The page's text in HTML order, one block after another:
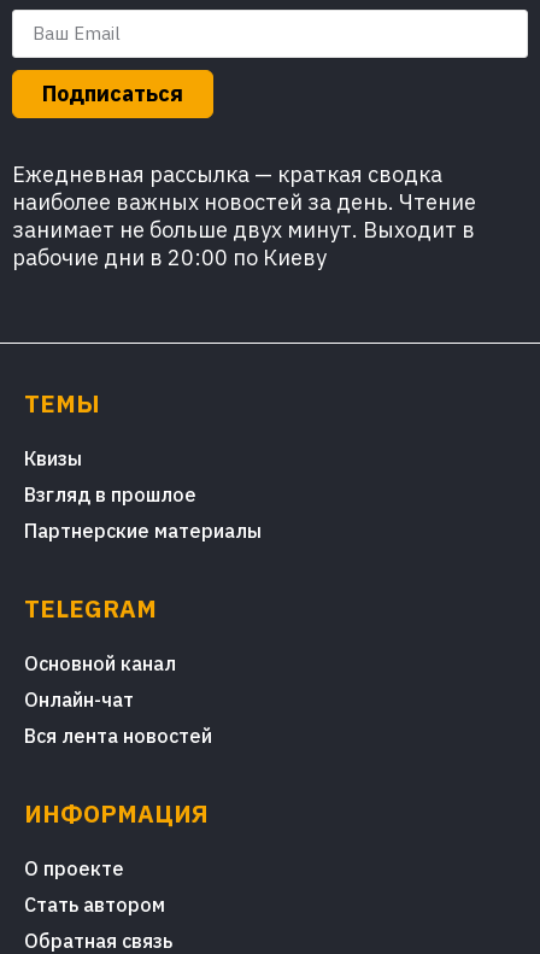
Подписаться
Ежедневная рассылка — краткая сводка
наиболее важных новостей за день. Чтение
занимает не больше двух минут. Выходит в
рабочие дни в 20:00 по Киеву
ТЕМЫ
Квизы
Взгляд в прошлое
Партнерские материалы
TELEGRAM
Основной канал
Онлайн-чат
Вся лента новостей
ИНФОРМАЦИЯ
О проекте
Стать автором
Обратная связь